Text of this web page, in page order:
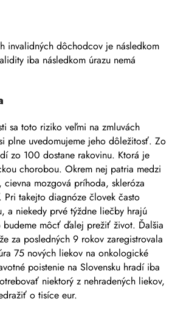
invalidných dôchodcov je následkom
iba následkom úrazu nemá
sa toto riziko veľmi na zmluvách
plne uvedomujeme jeho dôležitosť. Zo
zo 100 dostane rakovinu. Ktorá je
chorobou. Okrem nej patria medzi
cievna mozgová príhoda, skleróza
Pri takejto diagnóze človek často
a niekedy prvé týždne liečby hrajú
môcť ďalej prežiť život. Ďalšia
za posledných 9 rokov zaregistrovala
75 nových liekov na onkologické
poistenie na Slovensku hradí iba
niektorý z nehradených liekov,
o tisíce eur.